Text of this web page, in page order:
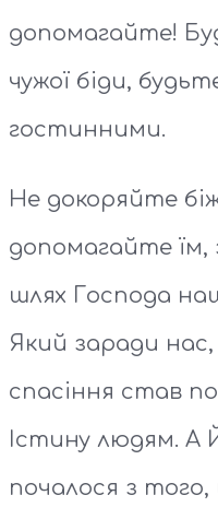
допомагайте!
чужої біди,
гостинними.
Не докоряйте
допомагайте їм,
шлях Господа
Який заради
спасіння став
Істину людям. А
почалося з